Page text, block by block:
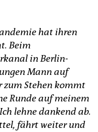
hat ihren
Beim
in Berlin-
Mann auf
zum Stehen kommt
Runde auf meinem
lehne dankend ab.
fährt weiter und